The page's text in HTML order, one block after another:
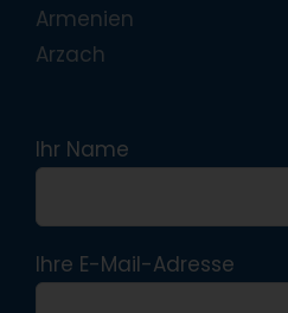
Armenien
Arzach
Ihr Name
Ihre E-Mail-Adresse